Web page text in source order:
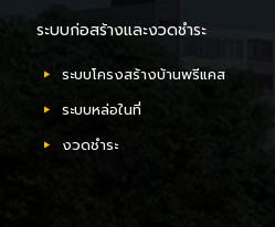
ตั้งแต่ บ้านน็อคดาวน์ บ้านสำเร็จรูปขน
ระบบก่อสร้างและงวดชำระ
ระบบโครงสร้างบ้านพรีแคส
ระบบหล่อในที่
งวดชำระ